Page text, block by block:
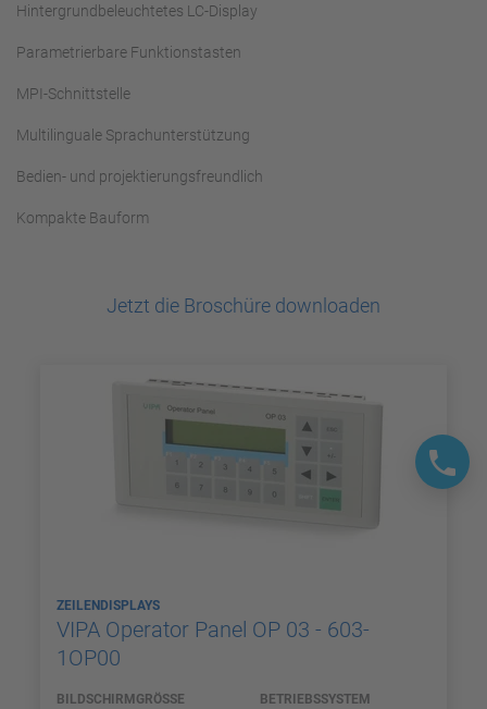
Hintergrundbeleuchtetes LC-Display
Parametrierbare Funktionstasten
MPI-Schnittstelle
Multilinguale Sprachunterstützung
Bedien- und projektierungsfreundlich
Kompakte Bauform
Jetzt die Broschüre downloaden
ZEILENDISPLAYS
VIPA Operator Panel OP 03 - 603-
1OP00
BILDSCHIRMGRÖSSE BETRIEBSSYSTEM